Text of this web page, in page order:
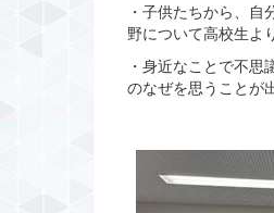
・子供たちから、
野について高校生よ
・身近なことで不
のなぜを思うことが